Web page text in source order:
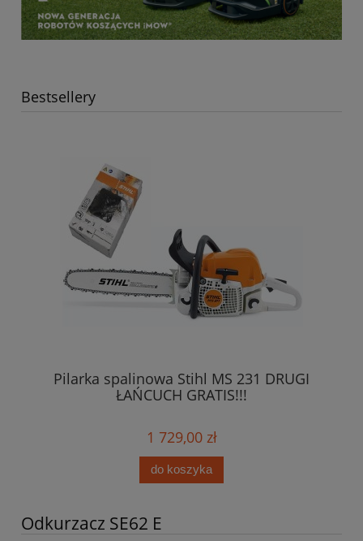
Bestsellery
Pilarka spalinowa Stihl MS 231 DRUGI
ŁAŃCUCH GRATIS!!!
1 729,00 zł
do koszyka
Odkurzacz SE62 E